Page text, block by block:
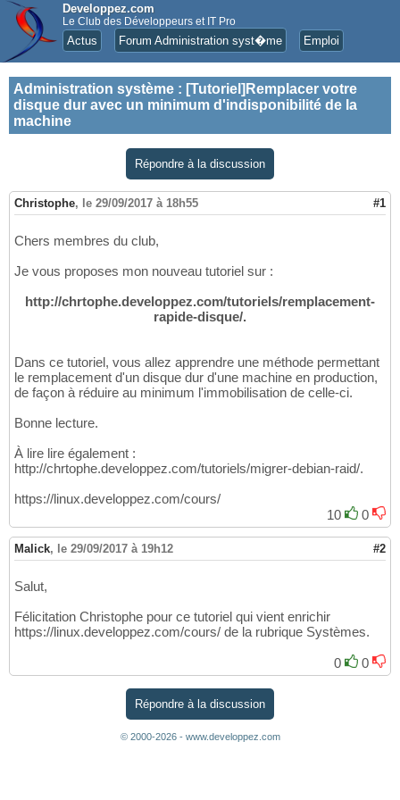
Developpez.com
Le Club des Développeurs et IT Pro
Actus Forum Administration syst�me Emploi
Administration système : [Tutoriel]Remplacer votre
disque dur avec un minimum d'indisponibilité de la
machine
Répondre à la discussion
Christophe, le 29/09/2017 à 18h55 #1
Chers membres du club,
Je vous proposes mon nouveau tutoriel sur :
http://chrtophe.developpez.com/tutoriels/remplacement-
rapide-disque/.
Dans ce tutoriel, vous allez apprendre une méthode permettant
le remplacement d'un disque dur d'une machine en production,
de façon à réduire au minimum l'immobilisation de celle-ci.
Bonne lecture.
À lire lire également :
http://chrtophe.developpez.com/tutoriels/migrer-debian-raid/.
https://linux.developpez.com/cours/
10
0
Malick, le 29/09/2017 à 19h12 #2
Salut,
Félicitation Christophe pour ce tutoriel qui vient enrichir
https://linux.developpez.com/cours/ de la rubrique Systèmes.
0 0
Répondre à la discussion
© 2000-2026 - www.developpez.com